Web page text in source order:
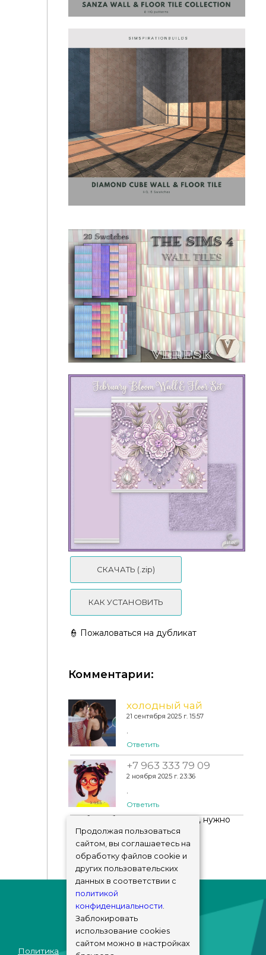
SimspirationBuilds - Sanza Wall & Floor Tile
Collection
SimspirationBuilds - Diamond Cube Tile Set
VERESK | Настенная плитка кладка "Метро"
February Bloom Wall & Floor Set By MDE MDE
СКАЧАТЬ (.zip)
КАК УСТАНОВИТЬ
👮 Пожаловаться на дубликат
Комментарии:
холодный чай
21 сентября 2025 г. 15:57
Ответить
+7 963 333 79 09
2 ноября 2025 г. 23:36
Ответить
Чтобы добавить комментарий, нужно
авторизоваться!
Политика
Продолжая пользоваться
сайтом, вы соглашаетесь на
обработку файлов cookie и
других пользовательских
данных в соответствии с
политикой
конфиденциальности.
Заблокировать
использование cookies
сайтом можно в настройках